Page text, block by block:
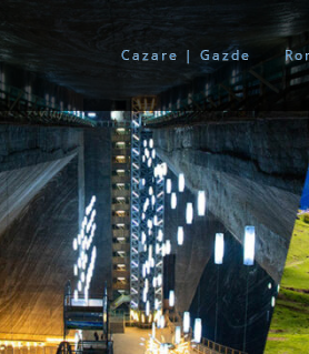
Cazare | Gazde